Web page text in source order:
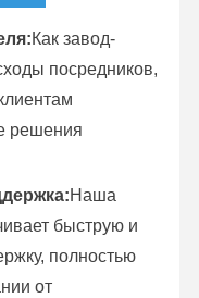
Как завод-
посредников,
решения
Наша
быструю и
полностью
от